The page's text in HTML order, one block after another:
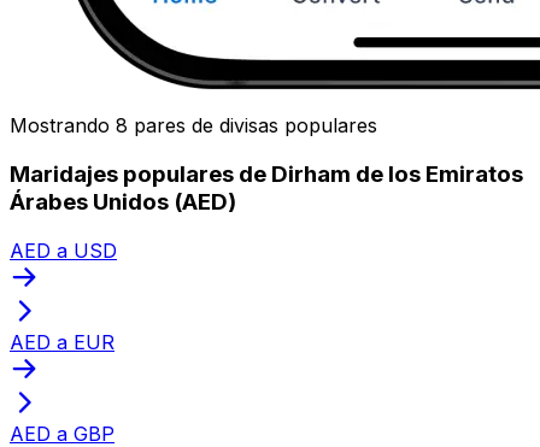
Mostrando 8 pares de divisas populares
Maridajes populares de Dirham de los Emiratos
Árabes Unidos (AED)
AED a USD
AED a EUR
AED a GBP